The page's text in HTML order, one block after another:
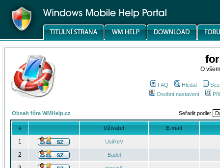
O
FAQ Hledat
Osobní nastavení
Obsah fóra WMHelp.cz Seřadit podle:
# Uživatel E-mail
1 UsiReV
2 Badel